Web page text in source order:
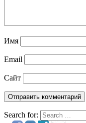
Имя
Email
Сайт
Search for: